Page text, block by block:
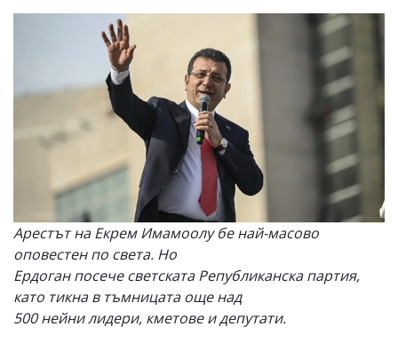
Арестът на Екрем Имамоолу бе най-масово
оповестен по света. Но
Ердоган посече светската Републиканска партия,
като тикна в тъмницата още над
500 нейни лидери, кметове и депутати.